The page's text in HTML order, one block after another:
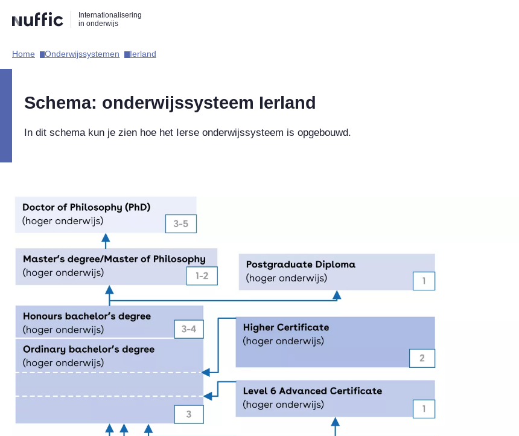
naar
zoekfunctie
naar
hoofdnavigatie
naar
inhoud
Internationalisering
in onderwijs
Hoofdnavigatie
Home​ Onderwijssystemen​ Ierland​
Schema: onderwijssysteem Ierland
In dit schema kun je zien hoe het Ierse onderwijssysteem is opgebouwd.